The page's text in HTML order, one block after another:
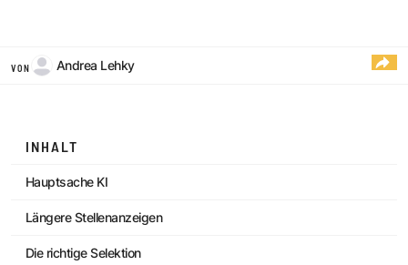
VON Andrea Lehky
INHALT
Hauptsache KI
Längere Stellenanzeigen
Die richtige Selektion